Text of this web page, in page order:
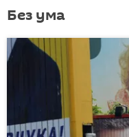
Без ума